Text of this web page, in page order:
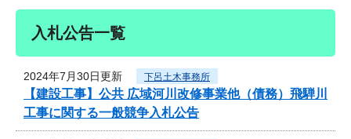
入札公告一覧
2024年7月30日更新 下呂土木事務所
【建設工事】公共 広域河川改修事業他（債務）飛騨川
工事に関する一般競争入札公告